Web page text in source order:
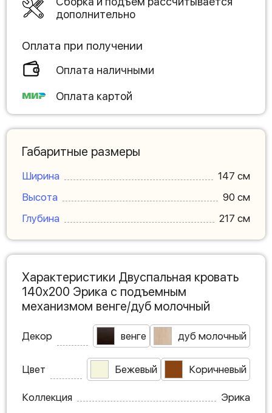
дополнительно
Оплата при получении
Оплата наличными
Оплата картой
Габаритные размеры
Ширина
147 см
Высота
90 см
Глубина
217 см
Характеристики Двуспальная кровать
140х200 Эрика с подъемным
механизмом венге/дуб молочный
Декор венге дуб молочный
Цвет Бежевый Коричневый
Коллекция
Эрика